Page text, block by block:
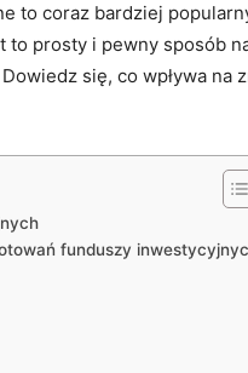
to coraz bardziej
to prosty i pewny sposób
się, co wpływa na
funduszy